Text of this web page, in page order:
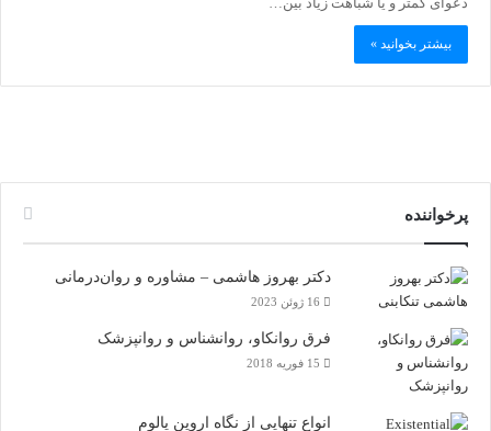
بیشتر بخوانید »
پرخواننده
دکتر بهروز هاشمی – مشاوره و روان‌درمانی
16 ژوئن 2023
فرق روانکاو، روانشناس و روانپزشک
15 فوریه 2018
انواع تنهایی از نگاه اروین یالوم